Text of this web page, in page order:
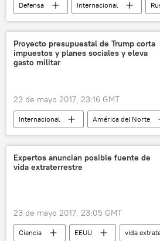
Defensa Internacional
Consorcio Kalashnikov
AK-74
noticias
Proyecto presupuestal de Trump corta
impuestos y planes sociales y eleva
gasto militar
23 de mayo 2017, 23:16 GMT
Internacional
América del Norte
Economía
EEUU
Donald
presupuesto
noticias
Expertos anuncian posible fuente de
vida extraterrestre
23 de mayo 2017, 23:05 GMT
Ciencia EEUU
vida